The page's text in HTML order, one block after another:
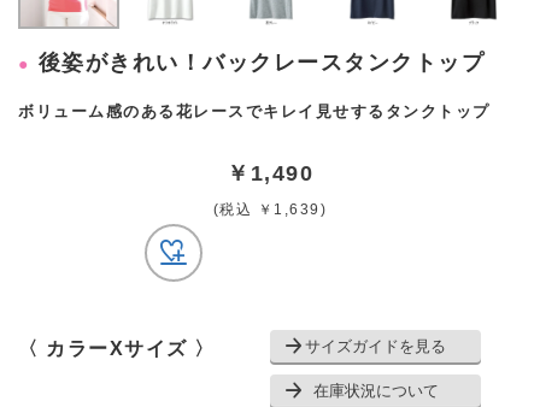
後姿がきれい！バックレースタンクトップ
ボリューム感のある花レースでキレイ見せするタンクトップ
￥1,490
(税込 ￥1,639)
〈 カラーXサイズ 〉 サイズガイドを見る
在庫状況について